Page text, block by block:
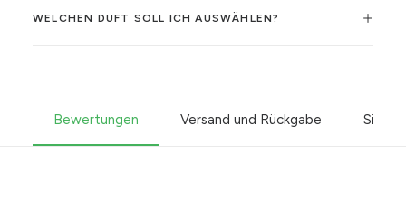
WELCHEN DUFT SOLL ICH AUSWÄHLEN?
Bewertungen Versand und Rückgabe